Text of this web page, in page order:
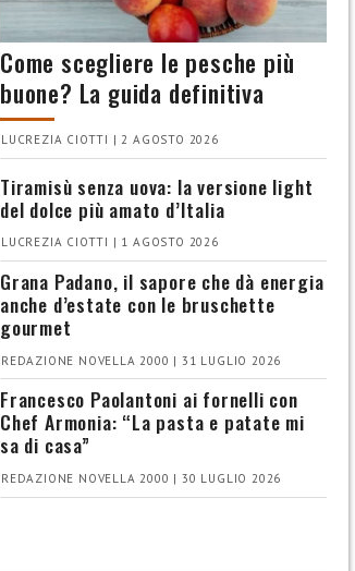
Come scegliere le pesche più
buone? La guida definitiva
LUCREZIA CIOTTI | 2 AGOSTO 2026
Tiramisù senza uova: la versione light
del dolce più amato d’Italia
LUCREZIA CIOTTI | 1 AGOSTO 2026
Grana Padano, il sapore che dà energia
anche d’estate con le bruschette
gourmet
REDAZIONE NOVELLA 2000 | 31 LUGLIO 2026
Francesco Paolantoni ai fornelli con
Chef Armonia: “La pasta e patate mi
sa di casa”
REDAZIONE NOVELLA 2000 | 30 LUGLIO 2026